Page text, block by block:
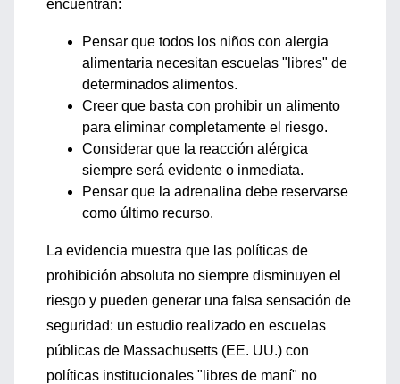
encuentran:
Pensar que todos los niños con alergia
alimentaria necesitan escuelas "libres" de
determinados alimentos.
Creer que basta con prohibir un alimento
para eliminar completamente el riesgo.
Considerar que la reacción alérgica
siempre será evidente o inmediata.
Pensar que la adrenalina debe reservarse
como último recurso.
La evidencia muestra que las políticas de
prohibición absoluta no siempre disminuyen el
riesgo y pueden generar una falsa sensación de
seguridad: un estudio realizado en escuelas
públicas de Massachusetts (EE. UU.) con
políticas institucionales "libres de maní" no